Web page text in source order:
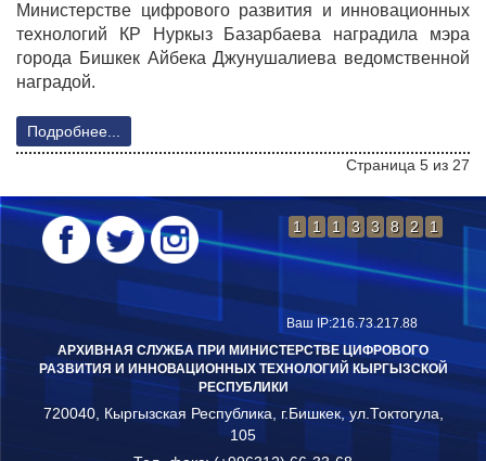
Министерстве цифрового развития и инновационных
технологий КР Нуркыз Базарбаева наградила мэра
города Бишкек Айбека Джунушалиева ведомственной
наградой.
Подробнее...
Страница 5 из 27
В начало Назад 3 4 5
7
8 9 10 Вперед В конец
1 1 1 3 3 8 2 1
Ваш IP:216.73.217.88
АРХИВНАЯ СЛУЖБА ПРИ МИНИСТЕРСТВЕ ЦИФРОВОГО
РАЗВИТИЯ И ИННОВАЦИОННЫХ ТЕХНОЛОГИЙ КЫРГЫЗСКОЙ
РЕСПУБЛИКИ
720040, Кыргызская Республика, г.Бишкек, ул.Токтогула,
105